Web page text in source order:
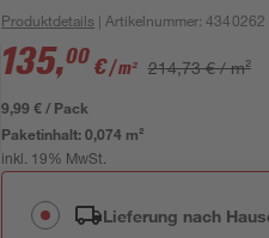
Produktdetails | Artikelnummer:4340262
135,00 €/ m² 214,73 € / m²
9,99 € / Pack
Paketinhalt:0,074 m²
inkl. 19% MwSt.
Lieferung nach